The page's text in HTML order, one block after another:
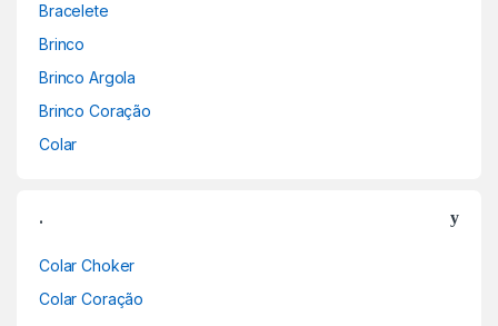
Bracelete
Brinco
Brinco Argola
Brinco Coração
Colar
.
Colar Choker
Colar Coração